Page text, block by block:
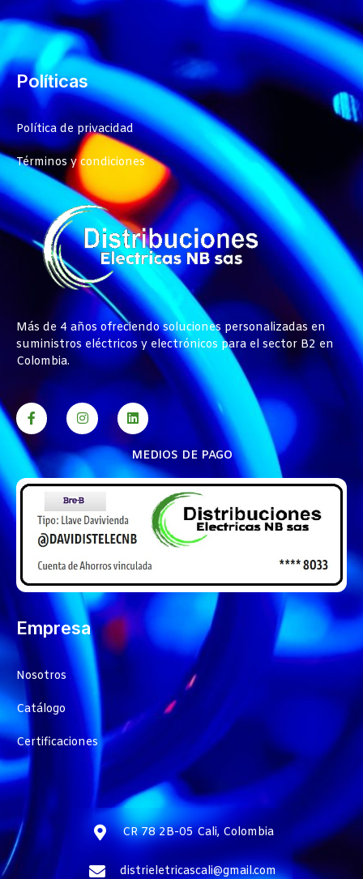
Políticas
Política de privacidad
Términos y condiciones
Más de 4 años ofreciendo soluciones personalizadas en
suministros eléctricos y electrónicos para el sector B2 en
Colombia.
MEDIOS DE PAGO
Empresa
Nosotros
Catálogo
Certificaciones
CR 78 2B-05 Cali, Colombia
distrieletricascali@gmail.com